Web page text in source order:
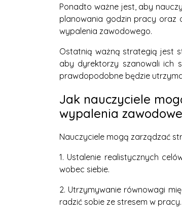
Ponadto ważne jest, aby
planowania godzin pracy oraz
wypalenia zawodowego.
Ostatnią ważną strategią jest
aby dyrektorzy szanowali ich
prawdopodobne będzie
Jak nauczyciele
wypalenia
Nauczyciele mogą zarządzać
1. Ustalenie realistycznych
wobec siebie.
2. Utrzymywanie równowagi
radzić sobie ze stresem w pracy.